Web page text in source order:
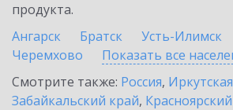
продукта.
Ангарск
Братск Усть-Илимск
Черемхово
Показать все
Смотрите также: Россия,
Забайкальский край,